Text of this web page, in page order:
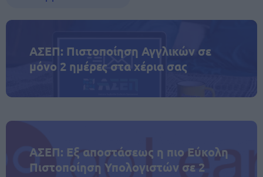
ΑΣΕΠ: Πιστοποίηση Αγγλικών σε
μόνο 2 ημέρες στα χέρια σας
ΑΣΕΠ: Εξ αποστάσεως η πιο Εύκολη
Πιστοποίηση Υπολογιστών σε 2